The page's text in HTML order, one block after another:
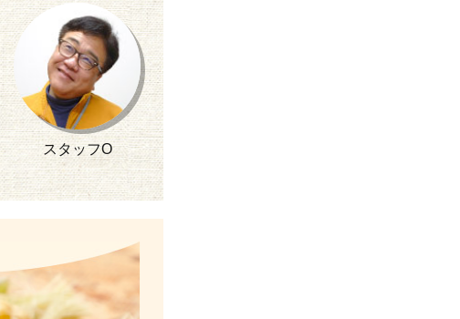
スタッフO